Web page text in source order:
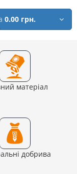
0.00 грн.
матеріал
добрива